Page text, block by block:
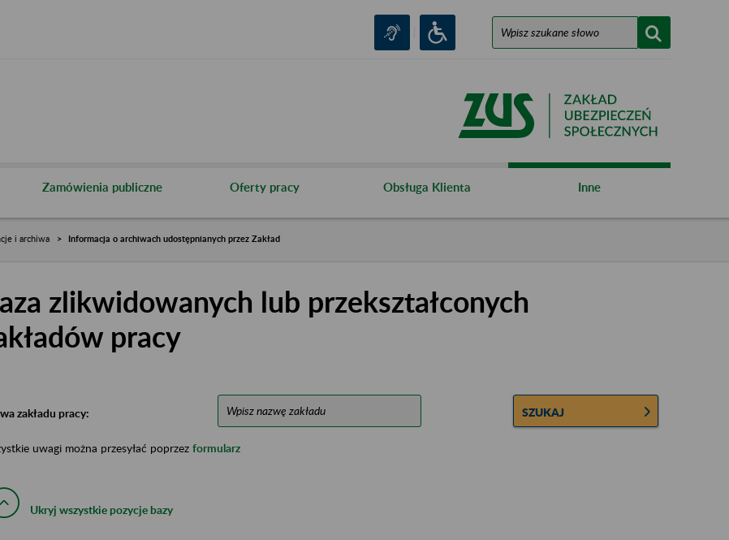
Zamówienia publiczne Oferty pracy Obsługa Klienta Inne
i archiwa Informacja o archiwach udostępnianych przez Zakład
zlikwidowanych lub przekształconych
pracy
zakładu pracy: SZUKAJ
uwagi można przesyłać poprzez formularz
Ukryj wszystkie pozycje bazy